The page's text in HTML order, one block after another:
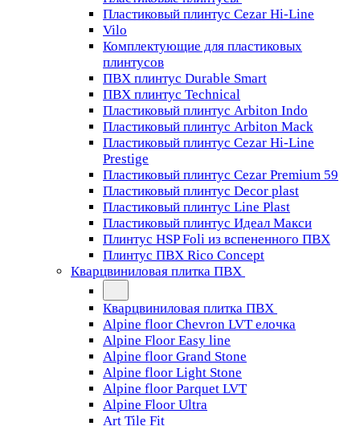
Пластиковый плинтус Cezar Hi-Line
Vilo
Комплектующие для пластиковых
плинтусов
ПВХ плинтус Durable Smart
ПВХ плинтус Technical
Пластиковый плинтус Arbiton Indo
Пластиковый плинтус Arbiton Mack
Пластиковый плинтус Cezar Hi-Line
Prestige
Пластиковый плинтус Cezar Premium 59
Пластиковый плинтус Decor plast
Пластиковый плинтус Line Plast
Пластиковый плинтус Идеал Макси
Плинтус HSP Foli из вспененного ПВХ
Плинтус ПВХ Rico Concept
Кварцвиниловая плитка ПВХ
Кварцвиниловая плитка ПВХ
Alpine floor Chevron LVT елочка
Alpine Floor Easy line
Alpine floor Grand Stone
Alpine floor Light Stone
Alpine floor Parquet LVT
Alpine Floor Ultra
Art Tile Fit